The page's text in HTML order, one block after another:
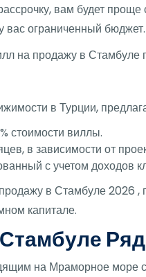
вам будет
вас ограниченный бюджет.
на продажу в
в Турции,
стоимости виллы.
в зависимости от
с учетом доходов
в Стамбуле 2026 ,
капитале.
на Мраморное море